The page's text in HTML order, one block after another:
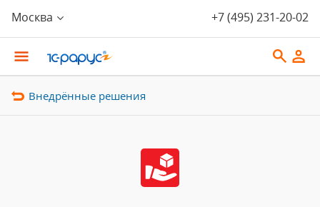
Москва +7 (495) 231-20-02
Внедрённые решения